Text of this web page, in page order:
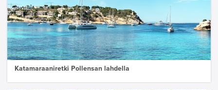
Katamaraaniretki Pollensan lahdella